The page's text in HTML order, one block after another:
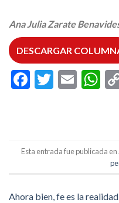
Ana Julia Zarate
DESCARGAR
Facebook
Twitter
Esta entrada fue publicada en
Ahora bien, fe es la